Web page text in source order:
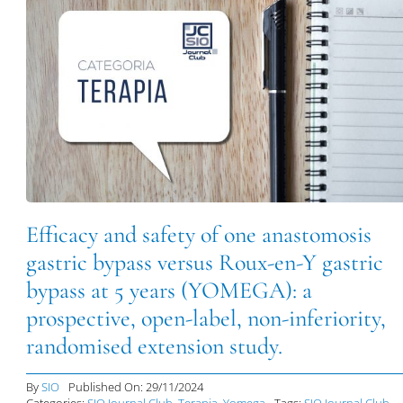
Efficacy and safety of one anastomosis
gastric bypass versus Roux-en-Y gastric
bypass at 5 years (YOMEGA): a
prospective, open-label, non-inferiority,
randomised extension study.
BySIO
Published On: 29/11/2024